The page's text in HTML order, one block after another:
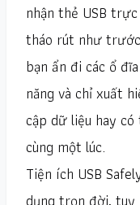
nhận thẻ USB
tháo rút như
bạn ẩn đi các ổ
năng và chỉ xuất
cập dữ liệu hay
cùng một lúc.
Tiện ích USB